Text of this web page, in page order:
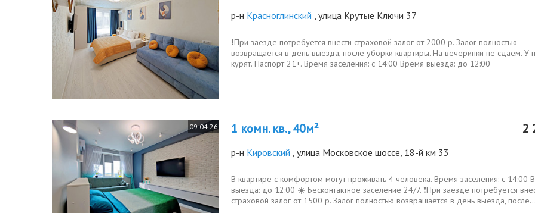
р-н Красноглинский , улица Крутые Ключи 37
❗️При заезде потребуется внести страховой залог от 2000 р. Залог полностью
возвращается в день выезда, после уборки квартиры. На вечеринки не сдаем. У
курят. Паспорт 21+. Время заселения: с 14:00 Время выезда: до 12:00
09.04.26 1 комн. кв., 40м² 2
р-н Кировский , улица Московское шоссе, 18-й км 33
В квартире с комфортом могут проживать 4 человека. Время заселения: с 14:00
выезда: до 12:00 ☀️ Бесконтактное заселение 24/7. ❗️При заезде потребуется
страховой залог от 1500 р. Залог полностью возвращается в день выезда, после...